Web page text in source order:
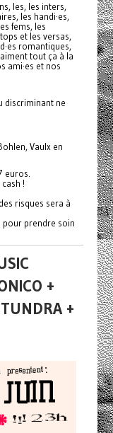
les, les inters,
les handi·es,
fems, les
et les versas,
romantiques,
tout ça à la
ami·es et nos
discriminant ne
Vaulx en
euros.
!
risques sera à
prendre soin
+
+